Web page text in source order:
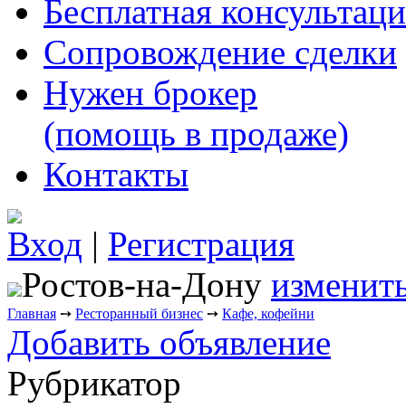
Бесплатная
Сопровождение сделки
Нужен брокер
(помощь в продаже)
Контакты
Вход | Регистрация
Ростов-на-Дону
Главная ➙ Ресторанный бизнес ➙ Кафе, кофейни
Добавить объявление
Рубрикатор